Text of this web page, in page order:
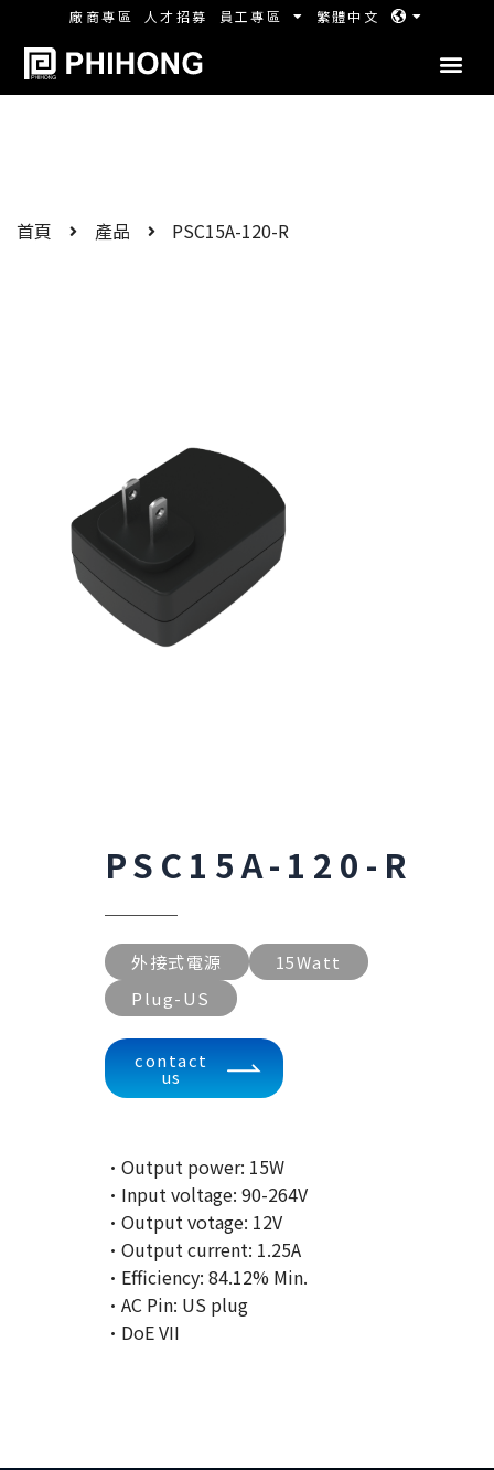
廠商專區 人才招募 員工專區 繁體中文
首頁 產品 PSC15A-120-R
PSC15A-120-R
外接式電源
15Watt
Plug-US
contact
us
·Output power: 15W
·Input voltage: 90-264V
·Output votage: 12V
·Output current: 1.25A
·Efficiency: 84.12% Min.
·AC Pin: US plug
·DoE VII